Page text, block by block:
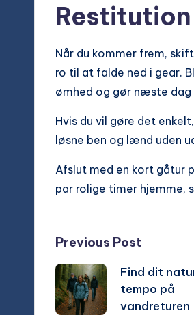
Når du kommer frem,
ro til at falde ned i gear.
ømhed og gør næste dag
Hvis du vil gøre det
løsne ben og lænd uden
Afslut med en kort gåtur
par rolige timer
Post
navigation
Previous Post
Find dit
tempo på
vandreturen